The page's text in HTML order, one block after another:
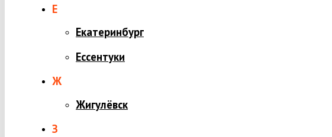
Е
Екатеринбург
Ессентуки
Ж
Жигулёвск
З